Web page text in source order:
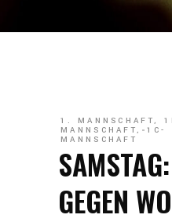
1. MANNSCHAFT,
MANNSCHAFT, 1C-
MANNSCHAFT
GEGEN